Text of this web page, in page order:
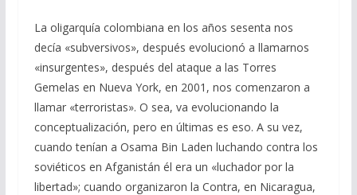
La oligarquía colombiana en los años sesenta nos
decía «subversivos», después evolucionó a llamarnos
«insurgentes», después del ataque a las Torres
Gemelas en Nueva York, en 2001, nos comenzaron a
llamar «terroristas». O sea, va evolucionando la
conceptualización, pero en últimas es eso. A su vez,
cuando tenían a Osama Bin Laden luchando contra los
soviéticos en Afganistán él era un «luchador por la
libertad»; cuando organizaron la Contra, en Nicaragua,